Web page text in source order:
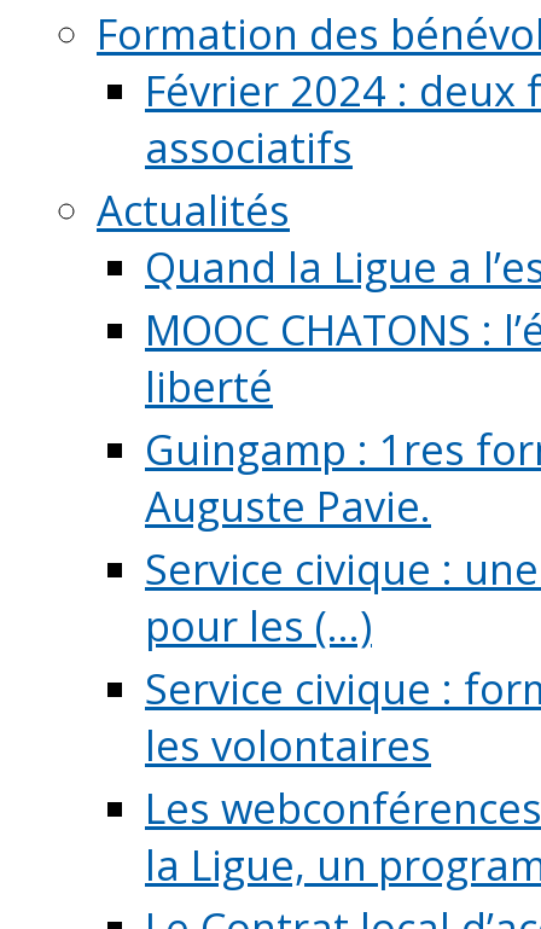
Formation des
Février 2024 :
associatifs
Actualités
Quand la Ligue a
MOOC CHATONS
liberté
Guingamp : 1res
Auguste Pavie.
Service civique :
pour les (...)
Service civique :
les volontaires
Les
la Ligue, un